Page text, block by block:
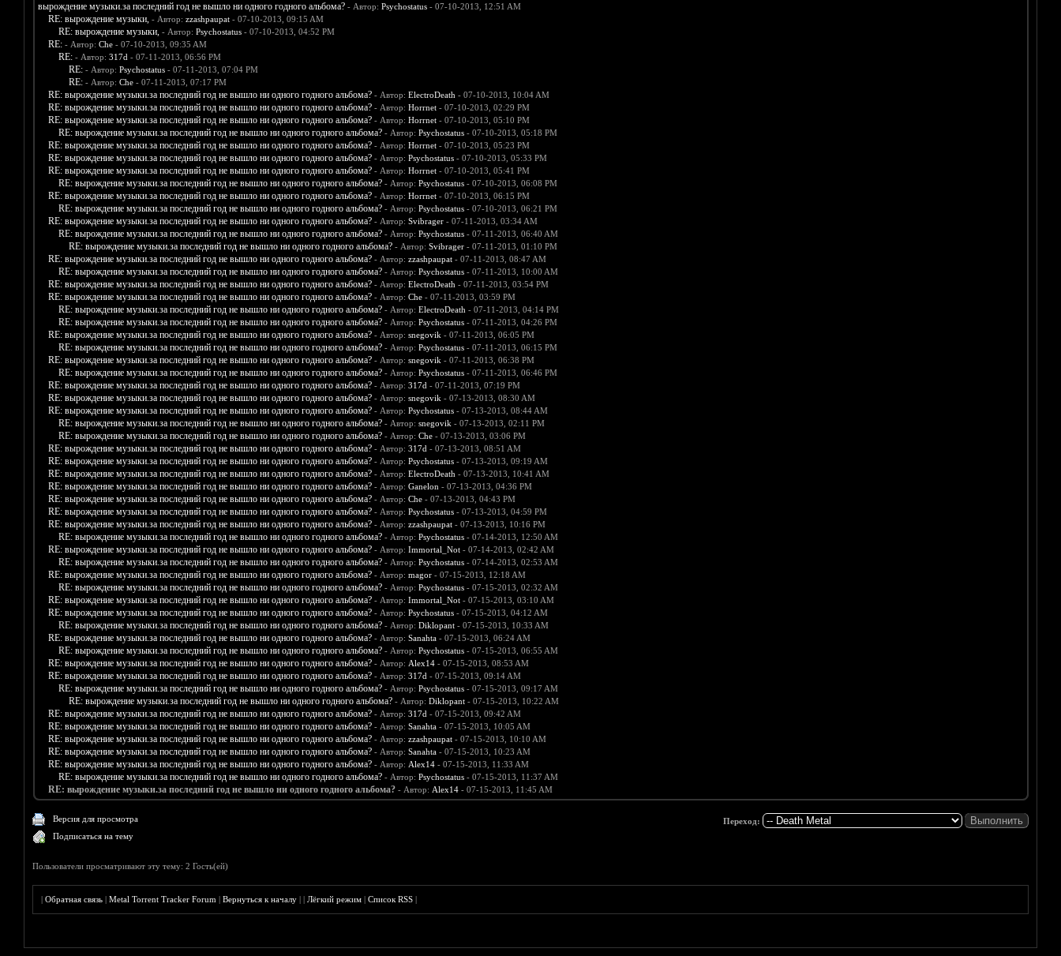
вырождение музыки.за последний год не вышло ни одного годного альбома? - Автор: Psychostatus- 07-10-2013, 12:51 AM
RE: вырождение музыки, - Автор: zzashpaupat- 07-10-2013, 09:15 AM
RE: вырождение музыки, - Автор: Psychostatus- 07-10-2013, 04:52 PM
RE: - Автор: Che- 07-10-2013, 09:35 AM
RE: - Автор: 317d - 07-11-2013, 06:56 PM
RE: - Автор: Psychostatus- 07-11-2013, 07:04 PM
RE: - Автор: Che- 07-11-2013, 07:17 PM
RE: вырождение музыки.за последний год не вышло ни одного годного альбома? - Автор: ElectroDeath - 07-10-2013, 10:04 AM
RE: вырождение музыки.за последний год не вышло ни одного годного альбома? - Автор: Horrnet- 07-10-2013, 02:29 PM
RE: вырождение музыки.за последний год не вышло ни одного годного альбома? - Автор: Horrnet- 07-10-2013, 05:10 PM
RE: вырождение музыки.за последний год не вышло ни одного годного альбома? - Автор: Psychostatus- 07-10-2013, 05:18 PM
RE: вырождение музыки.за последний год не вышло ни одного годного альбома? - Автор: Horrnet- 07-10-2013, 05:23 PM
RE: вырождение музыки.за последний год не вышло ни одного годного альбома? - Автор: Psychostatus- 07-10-2013, 05:33 PM
RE: вырождение музыки.за последний год не вышло ни одного годного альбома? - Автор: Horrnet- 07-10-2013, 05:41 PM
RE: вырождение музыки.за последний год не вышло ни одного годного альбома? - Автор: Psychostatus- 07-10-2013, 06:08 PM
RE: вырождение музыки.за последний год не вышло ни одного годного альбома? - Автор: Horrnet- 07-10-2013, 06:15 PM
RE: вырождение музыки.за последний год не вышло ни одного годного альбома? - Автор: Psychostatus- 07-10-2013, 06:21 PM
RE: вырождение музыки.за последний год не вышло ни одного годного альбома? - Автор: Svibrager- 07-11-2013, 03:34 AM
RE: вырождение музыки.за последний год не вышло ни одного годного альбома? - Автор: Psychostatus- 07-11-2013, 06:40 AM
RE: вырождение музыки.за последний год не вышло ни одного годного альбома? - Автор: Svibrager- 07-11-2013, 01:10 PM
RE: вырождение музыки.за последний год не вышло ни одного годного альбома? - Автор: zzashpaupat- 07-11-2013, 08:47 AM
RE: вырождение музыки.за последний год не вышло ни одного годного альбома? - Автор: Psychostatus- 07-11-2013, 10:00 AM
RE: вырождение музыки.за последний год не вышло ни одного годного альбома? - Автор: ElectroDeath - 07-11-2013, 03:54 PM
RE: вырождение музыки.за последний год не вышло ни одного годного альбома? - Автор: Che- 07-11-2013, 03:59 PM
RE: вырождение музыки.за последний год не вышло ни одного годного альбома? - Автор: ElectroDeath - 07-11-2013, 04:14 PM
RE: вырождение музыки.за последний год не вышло ни одного годного альбома? - Автор: Psychostatus- 07-11-2013, 04:26 PM
RE: вырождение музыки.за последний год не вышло ни одного годного альбома? - Автор: snegovik - 07-11-2013, 06:05 PM
RE: вырождение музыки.за последний год не вышло ни одного годного альбома? - Автор: Psychostatus- 07-11-2013, 06:15 PM
RE: вырождение музыки.за последний год не вышло ни одного годного альбома? - Автор: snegovik - 07-11-2013, 06:38 PM
RE: вырождение музыки.за последний год не вышло ни одного годного альбома? - Автор: Psychostatus- 07-11-2013, 06:46 PM
RE: вырождение музыки.за последний год не вышло ни одного годного альбома? - Автор: 317d - 07-11-2013, 07:19 PM
RE: вырождение музыки.за последний год не вышло ни одного годного альбома? - Автор: snegovik - 07-13-2013, 08:30 AM
RE: вырождение музыки.за последний год не вышло ни одного годного альбома? - Автор: Psychostatus- 07-13-2013, 08:44 AM
RE: вырождение музыки.за последний год не вышло ни одного годного альбома? - Автор: snegovik - 07-13-2013, 02:11 PM
RE: вырождение музыки.за последний год не вышло ни одного годного альбома? - Автор: Che- 07-13-2013, 03:06 PM
RE: вырождение музыки.за последний год не вышло ни одного годного альбома? - Автор: 317d - 07-13-2013, 08:51 AM
RE: вырождение музыки.за последний год не вышло ни одного годного альбома? - Автор: Psychostatus- 07-13-2013, 09:19 AM
RE: вырождение музыки.за последний год не вышло ни одного годного альбома? - Автор: ElectroDeath - 07-13-2013, 10:41 AM
RE: вырождение музыки.за последний год не вышло ни одного годного альбома? - Автор: Ganelon - 07-13-2013, 04:36 PM
RE: вырождение музыки.за последний год не вышло ни одного годного альбома? - Автор: Che- 07-13-2013, 04:43 PM
RE: вырождение музыки.за последний год не вышло ни одного годного альбома? - Автор: Psychostatus- 07-13-2013, 04:59 PM
RE: вырождение музыки.за последний год не вышло ни одного годного альбома? - Автор: zzashpaupat- 07-13-2013, 10:16 PM
RE: вырождение музыки.за последний год не вышло ни одного годного альбома? - Автор: Psychostatus- 07-14-2013, 12:50 AM
RE: вырождение музыки.за последний год не вышло ни одного годного альбома? - Автор: Immortal_Not- 07-14-2013, 02:42 AM
RE: вырождение музыки.за последний год не вышло ни одного годного альбома? - Автор: Psychostatus- 07-14-2013, 02:53 AM
RE: вырождение музыки.за последний год не вышло ни одного годного альбома? - Автор: magor- 07-15-2013, 12:18 AM
RE: вырождение музыки.за последний год не вышло ни одного годного альбома? - Автор: Psychostatus- 07-15-2013, 02:32 AM
RE: вырождение музыки.за последний год не вышло ни одного годного альбома? - Автор: Immortal_Not- 07-15-2013, 03:10 AM
RE: вырождение музыки.за последний год не вышло ни одного годного альбома? - Автор: Psychostatus- 07-15-2013, 04:12 AM
RE: вырождение музыки.за последний год не вышло ни одного годного альбома? - Автор: Diklopant- 07-15-2013, 10:33 AM
RE: вырождение музыки.за последний год не вышло ни одного годного альбома? - Автор: Sanahta- 07-15-2013, 06:24 AM
RE: вырождение музыки.за последний год не вышло ни одного годного альбома? - Автор: Psychostatus- 07-15-2013, 06:55 AM
RE: вырождение музыки.за последний год не вышло ни одного годного альбома? - Автор: Alex14- 07-15-2013, 08:53 AM
RE: вырождение музыки.за последний год не вышло ни одного годного альбома? - Автор: 317d - 07-15-2013, 09:14 AM
RE: вырождение музыки.за последний год не вышло ни одного годного альбома? - Автор: Psychostatus- 07-15-2013, 09:17 AM
RE: вырождение музыки.за последний год не вышло ни одного годного альбома? - Автор: Diklopant- 07-15-2013, 10:22 AM
RE: вырождение музыки.за последний год не вышло ни одного годного альбома? - Автор: 317d - 07-15-2013, 09:42 AM
RE: вырождение музыки.за последний год не вышло ни одного годного альбома? - Автор: Sanahta- 07-15-2013, 10:05 AM
RE: вырождение музыки.за последний год не вышло ни одного годного альбома? - Автор: zzashpaupat- 07-15-2013, 10:10 AM
RE: вырождение музыки.за последний год не вышло ни одного годного альбома? - Автор: Sanahta- 07-15-2013, 10:23 AM
RE: вырождение музыки.за последний год не вышло ни одного годного альбома? - Автор: Alex14- 07-15-2013, 11:33 AM
RE: вырождение музыки.за последний год не вышло ни одного годного альбома? - Автор: Psychostatus- 07-15-2013, 11:37 AM
RE: вырождение музыки.за последний год не вышло ни одного годного альбома? - Автор: Alex14- 07-15-2013, 11:45 AM
Версия для просмотра
Подписаться на тему
Переход:
Пользователи просматривают эту тему: 2 Гость(ей)
|Обратная связь |Metal Torrent Tracker Forum |Вернуться к началу ||Лёгкий режим |Список RSS |